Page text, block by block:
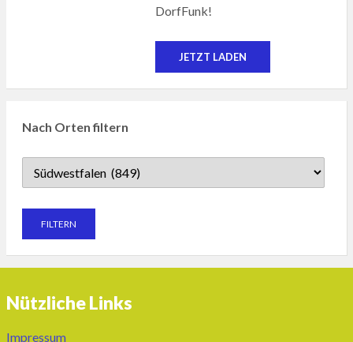
DorfFunk!
JETZT LADEN
Nach Orten filtern
Nützliche Links
Impressum